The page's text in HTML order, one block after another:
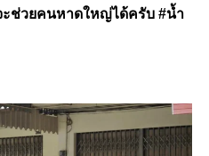
ช่วยคนหาดใหญ่ได้ครับ #น้ำ